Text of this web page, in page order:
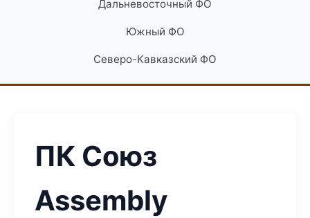
Дальневосточный ФО
Южный ФО
Северо-Кавказский ФО
ПК Союз
Assembly